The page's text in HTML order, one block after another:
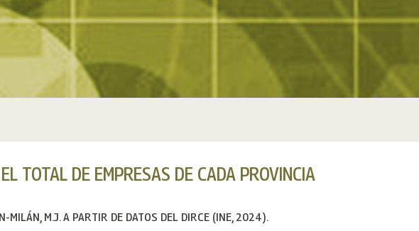
TOTAL DE EMPRESAS DE CADA PROVINCIA
MILÁN, M.J. A PARTIR DE DATOS DEL DIRCE (INE, 2024).